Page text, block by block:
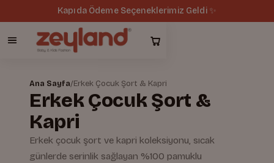
Kapıda Ödeme Seçeneklerimiz Geldi ✨
Ana Sayfa/Erkek Çocuk Şort & Kapri
Erkek Çocuk Şort &
Kapri
Erkek çocuk şort ve kapri koleksiyonu, sıcak
günlerde serinlik sağlayan %100 pamuklu